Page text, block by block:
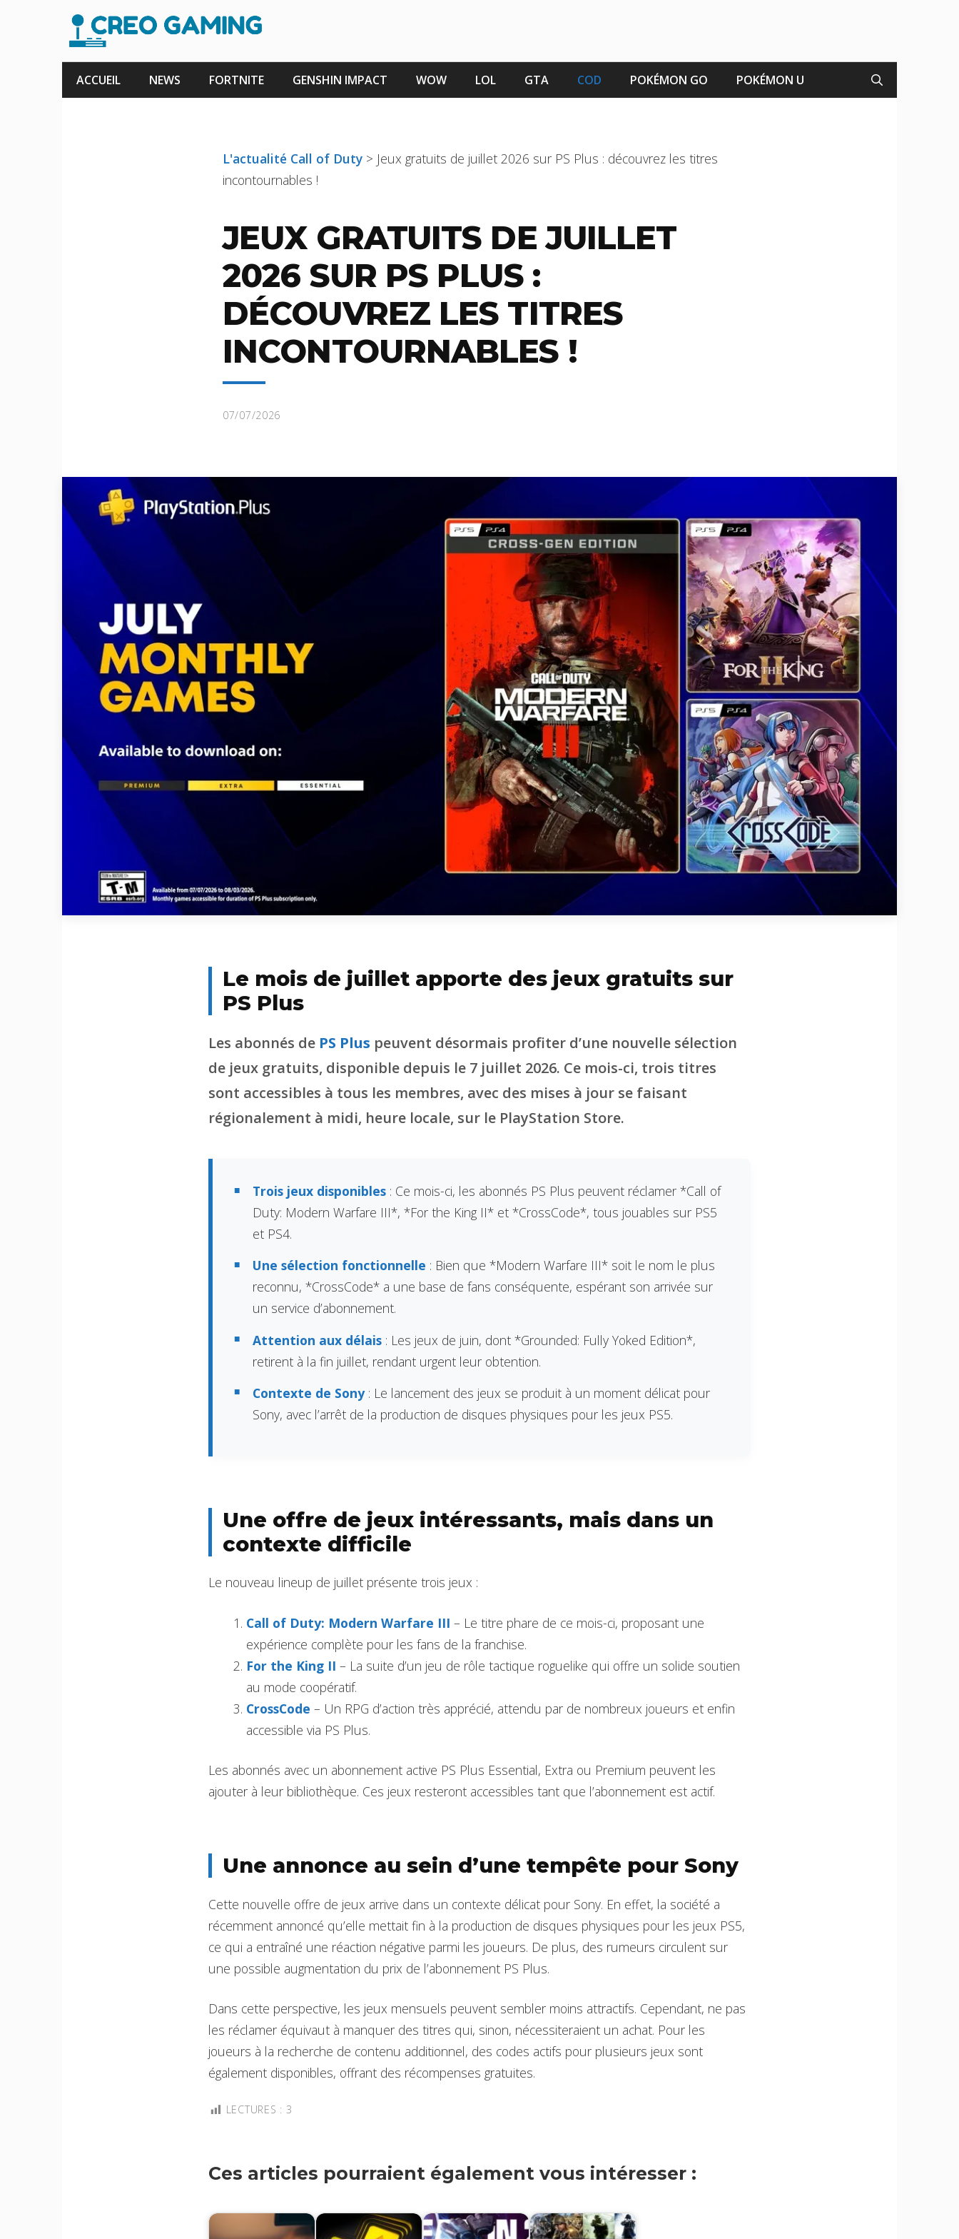
contenu
ACCUEIL NEWS FORTNITE GENSHIN IMPACT WOW LOL GTA COD POKÉMON GO POKÉMON U
L'actualité Call of Duty > Jeux gratuits de juillet 2026 sur PS Plus : découvrez les titres
incontournables !
JEUX GRATUITS DE JUILLET
2026 SUR PS PLUS :
DÉCOUVREZ LES TITRES
INCONTOURNABLES !
07/07/2026
Le mois de juillet apporte des jeux gratuits sur
PS Plus
Les abonnés de PS Plus peuvent désormais profiter d’une nouvelle sélection
de jeux gratuits, disponible depuis le 7 juillet 2026. Ce mois-ci, trois titres
sont accessibles à tous les membres, avec des mises à jour se faisant
régionalement à midi, heure locale, sur le PlayStation Store.
Trois jeux disponibles : Ce mois-ci, les abonnés PS Plus peuvent réclamer *Call of
Duty: Modern Warfare III*, *For the King II* et *CrossCode*, tous jouables sur PS5
et PS4.
Une sélection fonctionnelle : Bien que *Modern Warfare III* soit le nom le plus
reconnu, *CrossCode* a une base de fans conséquente, espérant son arrivée sur
un service d’abonnement.
Attention aux délais : Les jeux de juin, dont *Grounded: Fully Yoked Edition*,
retirent à la fin juillet, rendant urgent leur obtention.
Contexte de Sony: Le lancement des jeux se produit à un moment délicat pour
Sony, avec l’arrêt de la production de disques physiques pour les jeux PS5.
Une offre de jeux intéressants, mais dans un
contexte difficile
Le nouveau lineup de juillet présente trois jeux :
Call of Duty: Modern Warfare III – Le titre phare de ce mois-ci, proposant une
expérience complète pour les fans de la franchise.
For the King II – La suite d’un jeu de rôle tactique roguelike qui offre un solide soutien
au mode coopératif.
CrossCode – Un RPG d’action très apprécié, attendu par de nombreux joueurs et enfin
accessible via PS Plus.
Les abonnés avec un abonnement active PS Plus Essential, Extra ou Premium peuvent les
ajouter à leur bibliothèque. Ces jeux resteront accessibles tant que l’abonnement est actif.
Une annonce au sein d’une tempête pour Sony
Cette nouvelle offre de jeux arrive dans un contexte délicat pour Sony. En effet, la société a
récemment annoncé qu’elle mettait fin à la production de disques physiques pour les jeux PS5,
ce qui a entraîné une réaction négative parmi les joueurs. De plus, des rumeurs circulent sur
une possible augmentation du prix de l’abonnement PS Plus.
Dans cette perspective, les jeux mensuels peuvent sembler moins attractifs. Cependant, ne pas
les réclamer équivaut à manquer des titres qui, sinon, nécessiteraient un achat. Pour les
joueurs à la recherche de contenu additionnel, des codes actifs pour plusieurs jeux sont
également disponibles, offrant des récompenses gratuites.
LECTURES : 3
Ces articles pourraient également vous intéresser :